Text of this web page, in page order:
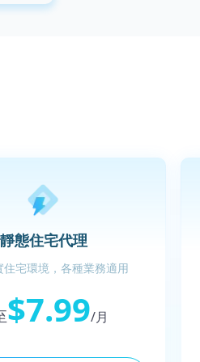
靜態住宅代理
住宅環境，各種業務適用
$7.99/月